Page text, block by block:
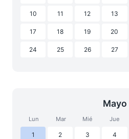
10 11 12 13
17 18 19 20
24 25 26 27
Mayo
Lun Mar Mié Jue
1 2 3 4